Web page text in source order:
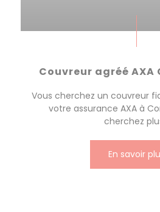
Couvreur agréé
Vous cherchez un couvreur
votre assurance AXA à
cherchez
En savoir